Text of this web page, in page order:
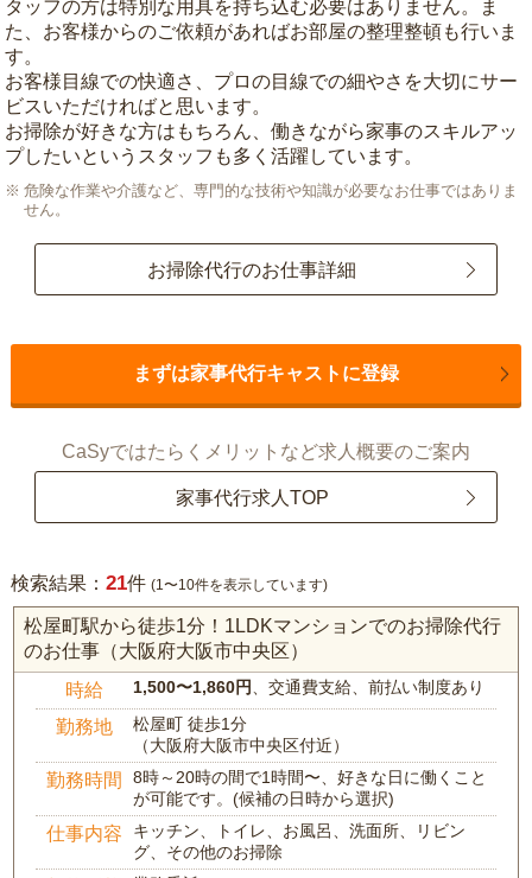
タッフの方は特別な用具を持ち込む必要はありません。ま
た、お客様からのご依頼があればお部屋の整理整頓も行いま
す。
お客様目線での快適さ、プロの目線での細やさを大切にサー
ビスいただければと思います。
お掃除が好きな方はもちろん、働きながら家事のスキルアッ
プしたいというスタッフも多く活躍しています。
危険な作業や介護など、専門的な技術や知識が必要なお仕事ではありま
せん。
お掃除代行のお仕事詳細
まずは家事代行キャストに登録
CaSyではたらくメリットなど求人概要のご案内
家事代行求人TOP
検索結果： 21件 (1〜10件を表示しています)
松屋町駅から徒歩1分！1LDKマンションでのお掃除代行
のお仕事（大阪府大阪市中央区）
時給 1,500〜1,860円、交通費支給、前払い制度あり
勤務地
松屋町 徒歩1分
（大阪府大阪市中央区付近）
勤務時間
8時～20時の間で1時間〜、好きな日に働くこと
が可能です。(候補の日時から選択)
仕事内容
キッチン、トイレ、お風呂、洗面所、リビン
グ、その他のお掃除